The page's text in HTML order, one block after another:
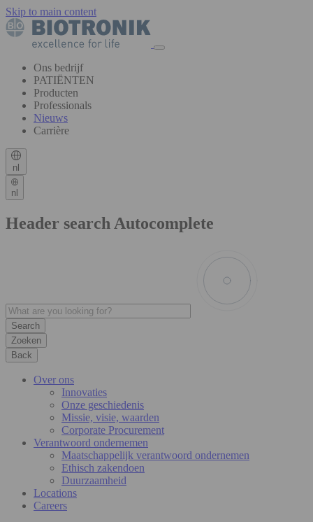
Skip to main content
Ons bedrijf
PATIËNTEN
Producten
Professionals
Nieuws
Carrière
nl
nl
Header search Autocomplete
Zoeken
Back
Over ons
Innovaties
Onze geschiedenis
Missie, visie, waarden
Corporate Procurement
Verantwoord ondernemen
Maatschappelijk verantwoord ondernemen
Ethisch zakendoen
Duurzaamheid
Locations
Careers